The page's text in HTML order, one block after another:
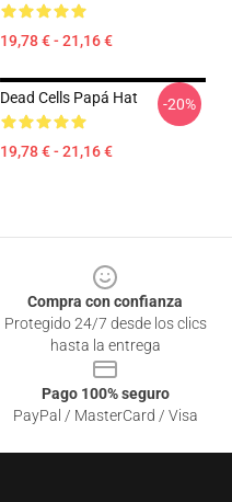
19,78 € - 21,16 €
Dead Cells Papá Hat
19,78 € - 21,16 €
-20%
Compra con confianza
Protegido 24/7 desde los clics
hasta la entrega
Pago 100% seguro
PayPal / MasterCard / Visa